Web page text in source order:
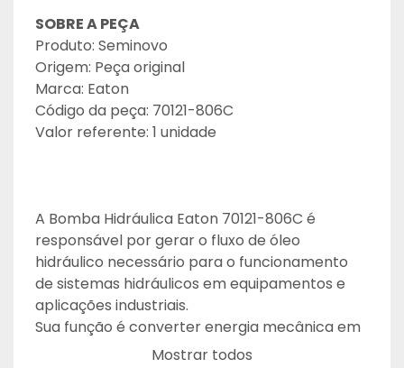
SOBRE A PEÇA
Produto: Seminovo
Origem: Peça original
Marca: Eaton
Código da peça: 70121-806C
Valor referente: 1 unidade
A Bomba Hidráulica Eaton 70121-806C é
responsável por gerar o fluxo de óleo
hidráulico necessário para o funcionamento
de sistemas hidráulicos em equipamentos e
aplicações industriais.
Sua função é converter energia mecânica em
energia hidráulica, permitindo o acionamento
Mostrar todos